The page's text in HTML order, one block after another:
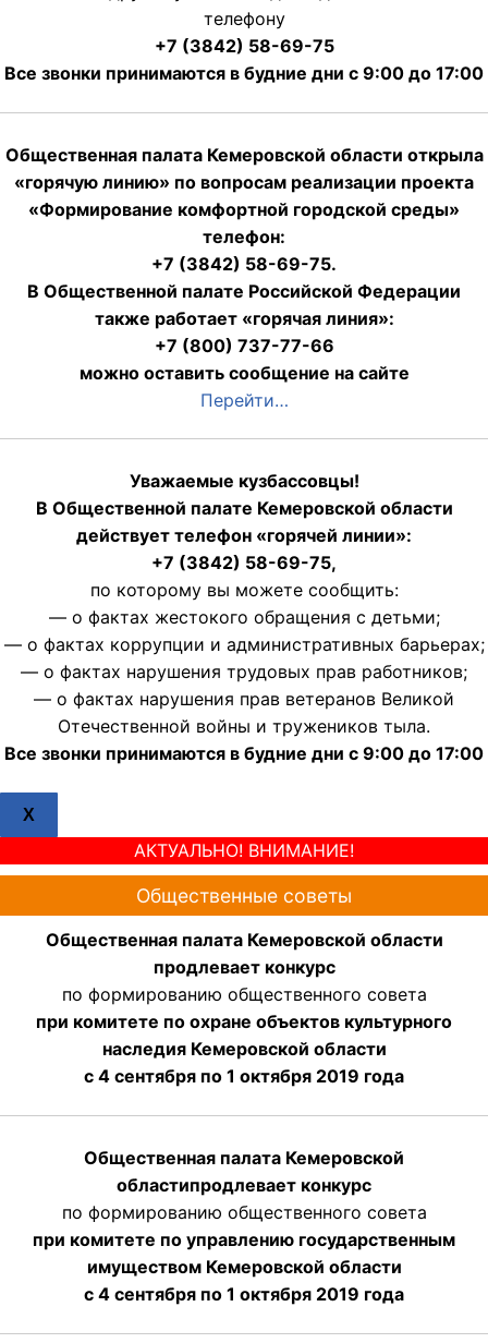
телефону
+7 (3842) 58-69-75
Все звонки принимаются в будние дни с 9:00 до 17:00
Общественная палата Кемеровской области открыла
«горячую линию» по вопросам реализации проекта
«Формирование комфортной городской среды»
телефон:
+7 (3842) 58-69-75.
В Общественной палате Российской Федерации
также работает «горячая линия»:
+7 (800) 737-77-66
можно оставить сообщение на сайте
Перейти…
Уважаемые кузбассовцы!
В Общественной палате Кемеровской области
действует телефон «горячей линии»:
+7 (3842) 58-69-75,
по которому вы можете сообщить:
— о фактах жестокого обращения с детьми;
— о фактах коррупции и административных барьерах;
— о фактах нарушения трудовых прав работников;
— о фактах нарушения прав ветеранов Великой
Отечественной войны и тружеников тыла.
Все звонки принимаются в будние дни с 9:00 до 17:00
X
АКТУАЛЬНО! ВНИМАНИЕ!
Общественные советы
Общественная палата Кемеровской области
продлевает конкурс
по формированию общественного совета
при комитете по охране объектов культурного
наследия Кемеровской области
с 4 сентября по 1 октября 2019 года
Общественная палата Кемеровской
областипродлевает конкурс
по формированию общественного совета
при комитете по управлению государственным
имуществом Кемеровской области
с 4 сентября по 1 октября 2019 года